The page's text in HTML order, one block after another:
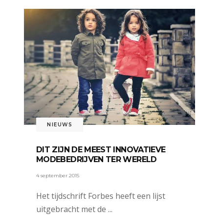
NIEUWS
DIT ZIJN DE MEEST INNOVATIEVE
MODEBEDRIJVEN TER WERELD
4 september 2015
Het tijdschrift Forbes heeft een lijst
uitgebracht met de